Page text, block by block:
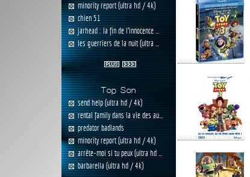
minority report (ultra hd / 4k)
chien 51
jarhead : la fin de l'innocence ...
les guerriers de la nuit (ultra ...
Top Son
send help (ultra hd / 4k)
rental family dans la vie des au...
predator badlands
minority report (ultra hd / 4k)
arrête-moi si tu peux (ultra hd ...
barbarella (ultra hd / 4k)